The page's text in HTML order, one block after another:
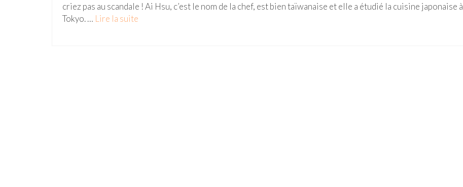
criez pas au scandale ! Ai Hsu, c’est le nom de la chef, est bien taïwanaise et elle a étudié la cuisine japonaise à
Tokyo. … Lire la suite­­